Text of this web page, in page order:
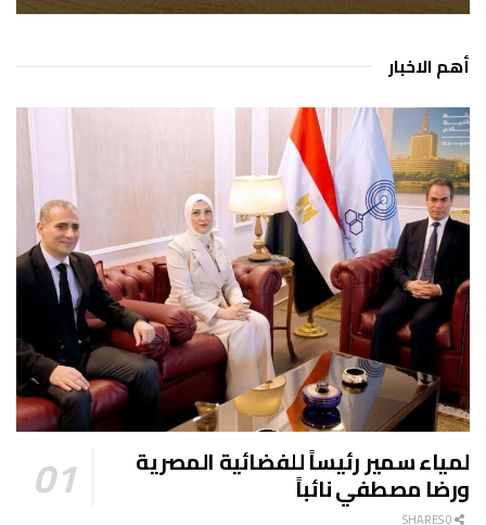
أهم الاخبار
لمياء سمير رئيساً للفضائية المصرية
ورضا مصطفي نائباً